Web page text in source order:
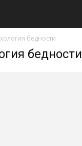
бедности
бедности